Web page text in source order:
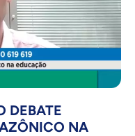
DEBATE
NA